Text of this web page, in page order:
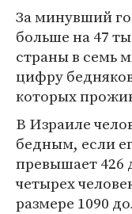
За минувший
больше на 47
страны в семь
цифру
которых
В Израиле
бедным, если
превышает 426
четырех
размере 1090